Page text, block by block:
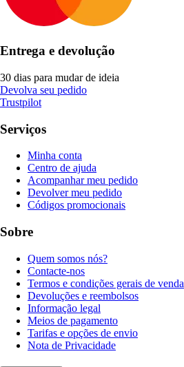
Entrega e devolução
30 dias para mudar de ideia
Devolva seu pedido
Trustpilot
Serviços
Minha conta
Centro de ajuda
Acompanhar meu pedido
Devolver meu pedido
Códigos promocionais
Sobre
Quem somos nós?
Contacte-nos
Termos e condições gerais de venda
Devoluções e reembolsos
Informação legal
Meios de pagamento
Tarifas e opções de envio
Nota de Privacidade